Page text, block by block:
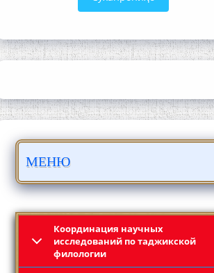
МЕНЮ
Координация научных
исследований по таджикской
филологии
ШАРҲИ МУЛОҚОТ БО АҲЛИ ИЛМ ВА
МАОРИФИ КИШВАР АЗ ҶОНИБИ
БО 4 000 000 СОМОНӢ ПАЙКАРА ВА
СОХТА ШУД!